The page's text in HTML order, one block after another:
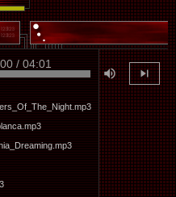
/ 04:01
volume_up skip_next